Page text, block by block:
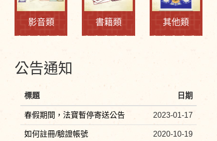
影音類 書籍類 其他類
公告通知
標題 日期
春假期間，法寶暫停寄送公告 2023-01-17
如何註冊/驗證帳號 2020-10-19